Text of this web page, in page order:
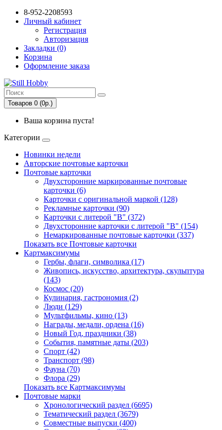
8-952-2208593
Личный кабинет
Регистрация
Авторизация
Закладки (0)
Корзина
Оформление заказа
Товаров 0 (0р.)
Ваша корзина пуста!
Категории
Новинки недели
Авторские почтовые карточки
Почтовые карточки
Двухсторонние маркированные почтовые
карточки (6)
Карточки с оригинальной маркой (128)
Рекламные карточки (90)
Карточки с литерой "В" (372)
Двухсторонние карточки с литерой "В" (154)
Немаркированные почтовые карточки (337)
Показать все Почтовые карточки
Картмаксимумы
Гербы, флаги, символика (17)
Живопись, искусство, архитектура, скульптура
(143)
Космос (20)
Кулинария, гастрономия (2)
Люди (129)
Мультфильмы, кино (13)
Награды, медали, ордена (16)
Новый Год, праздники (38)
События, памятные даты (203)
Спорт (42)
Транспорт (98)
Фауна (70)
Флора (29)
Показать все Картмаксимумы
Почтовые марки
Хронологический раздел (6695)
Тематический раздел (3679)
Совместные выпуски (400)